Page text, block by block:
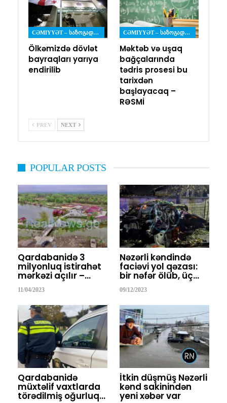
CƏMIYYƏT – ᲡᲐᲖᲝᲒᲐᲓᲝᲔᲑᲐ
Ölkəmizdə dövlət
bayraqları yarıya
endirilib
CƏMIYYƏT – ᲡᲐᲖᲝᲒᲐᲓᲝᲔᲑᲐ
Məktəb və uşaq
bağçalarında
tədris prosesi bu
tarixdən
başlayacaq –
RƏSMİ
PREV NEXT
POPULAR POSTS
Qardabanidə 3
milyonluq istirahət
mərkəzi açılır –…
11/04/2023
Nəzərli kəndində
faciəvi yol qəzası:
bir nəfər ölüb, üç…
09/12/2023
Qardabanidə
müxtəlif vaxtlarda
törədilmiş oğurluq…
İtkin düşmüş Nəzərli
kənd sakinindən
yeni xəbər var